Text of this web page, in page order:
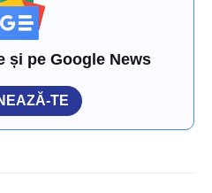
și pe Google News
TE